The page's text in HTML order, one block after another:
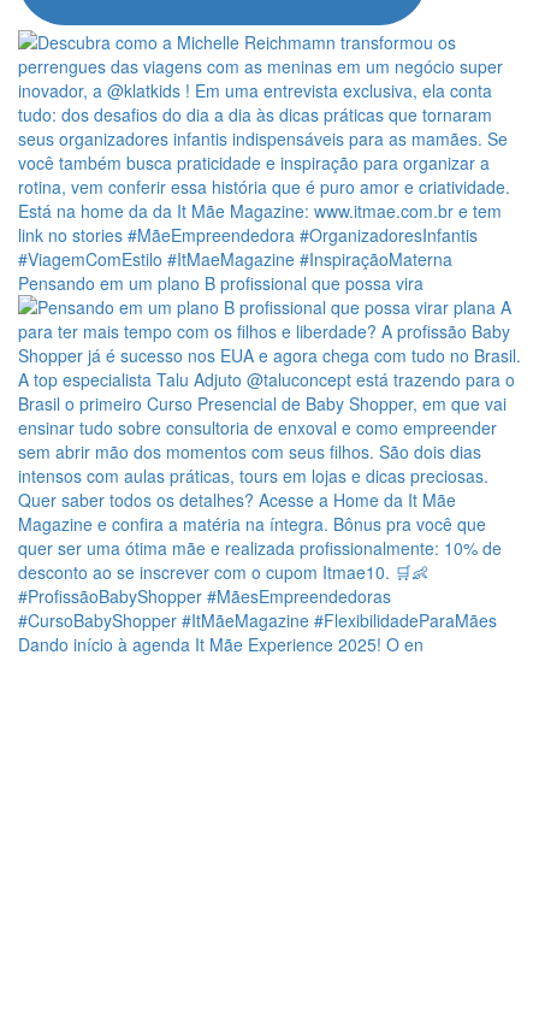
Pensando em um plano B profissional que possa vira
Dando início à agenda It Mãe Experience 2025! O en